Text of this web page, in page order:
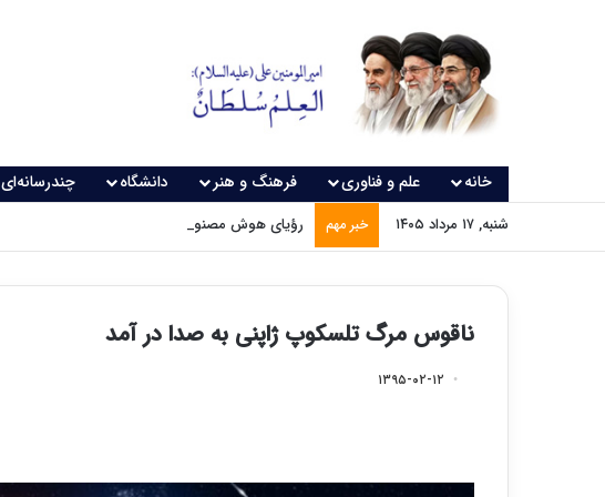
خانه علم و فناوری فرهنگ و هنر دانشگاه چندرسانه‌ای
شنبه, ۱۷ مرداد ۱۴۰۵ خبر مهم رؤیای هوش مصنوعی چه زمانی واقعی می‌شود؟
ناقوس مرگ تلسکوپ ژاپنی به صدا در آمد
۱۳۹۵-۰۲-۱۲